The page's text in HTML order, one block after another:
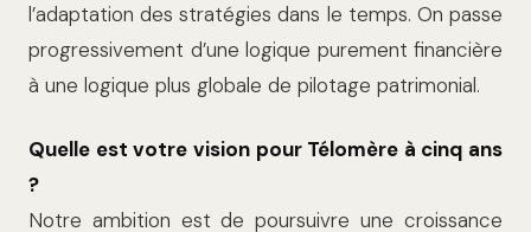
l’adaptation des stratégies dans le temps. On passe
progressivement d’une logique purement financière
à une logique plus globale de pilotage patrimonial.
Quelle est votre vision pour Télomère à cinq ans
?
Notre ambition est de poursuivre une croissance